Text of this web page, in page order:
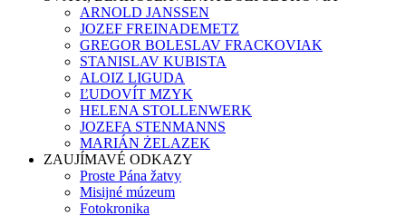
ARNOLD JANSSEN
JOZEF FREINADEMETZ
GREGOR BOLESLAV FRACKOVIAK
STANISLAV KUBISTA
ALOIZ LIGUDA
ĽUDOVÍT MZYK
HELENA STOLLENWERK
JOZEFA STENMANNS
MARIÁN ŻELAZEK
ZAUJÍMAVÉ ODKAZY
Proste Pána žatvy
Misijné múzeum
Fotokronika